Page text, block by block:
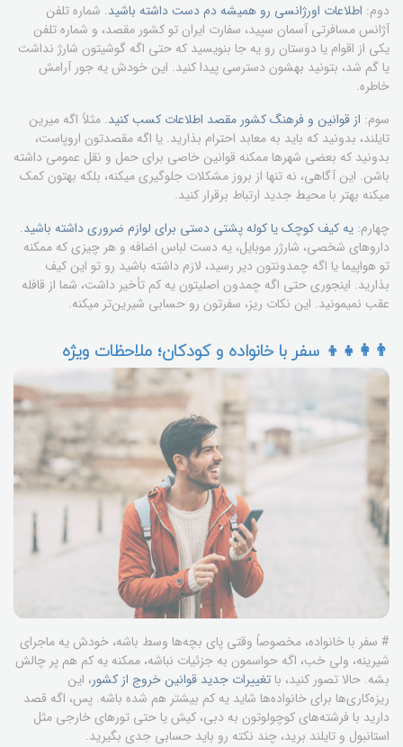
دوم: اطلاعات اورژانسی رو همیشه دم دست داشته باشید. شماره تلفن
آژانس مسافرتی آسمان سپید، سفارت ایران تو کشور مقصد، و شماره تلفن
یکی از اقوام یا دوستان رو یه جا بنویسید که حتی اگه گوشیتون شارژ نداشت
یا گم شد، بتونید بهشون دسترسی پیدا کنید. این خودش یه جور آرامش
خاطره.
سوم: از قوانین و فرهنگ کشور مقصد اطلاعات کسب کنید. مثلاً اگه میرین
تایلند، بدونید که باید به معابد احترام بذارید. یا اگه مقصدتون اروپاست،
بدونید که بعضی شهرها ممکنه قوانین خاصی برای حمل و نقل عمومی داشته
باشن. این آگاهی، نه تنها از بروز مشکلات جلوگیری میکنه، بلکه بهتون کمک
میکنه بهتر با محیط جدید ارتباط برقرار کنید.
چهارم: یه کیف کوچک یا کوله پشتی دستی برای لوازم ضروری داشته باشید.
داروهای شخصی، شارژر موبایل، یه دست لباس اضافه و هر چیزی که ممکنه
تو هواپیما یا اگه چمدونتون دیر رسید، لازم داشته باشید رو تو این کیف
بذارید. اینجوری حتی اگه چمدون اصلیتون یه کم تأخیر داشت، شما از قافله
عقب نمیمونید. این نکات ریز، سفرتون رو حسابی شیرین‌تر میکنه.
👨‍👩‍👧‍👦 سفر با خانواده و کودکان؛ ملاحظات ویژه
# سفر با خانواده، مخصوصاً وقتی پای بچه‌ها وسط باشه، خودش یه ماجرای
شیرینه، ولی خب، اگه حواسمون به جزئیات نباشه، ممکنه یه کم هم پر چالش
بشه. حالا تصور کنید، باتغییرات جدید قوانین خروج از کشور، این
ریزه‌کاری‌ها برای خانواده‌ها شاید یه کم بیشتر هم شده باشه. پس، اگه قصد
دارید با فرشته‌های کوچولوتون به دبی، کیش یا حتی تورهای خارجی مثل
استانبول و تایلند برید، چند نکته رو باید حسابی جدی بگیرید.